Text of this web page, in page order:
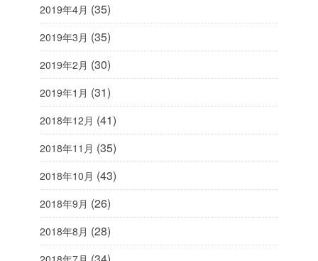
2019年4月 (35)
2019年3月 (35)
2019年2月 (30)
2019年1月 (31)
2018年12月 (41)
2018年11月 (35)
2018年10月 (43)
2018年9月 (26)
2018年8月 (28)